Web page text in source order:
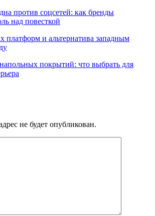
против соцсетей: как бренды
над повесткой
платформ и альтернатива западным
покрытий: что выбрать для
не будет опубликован.